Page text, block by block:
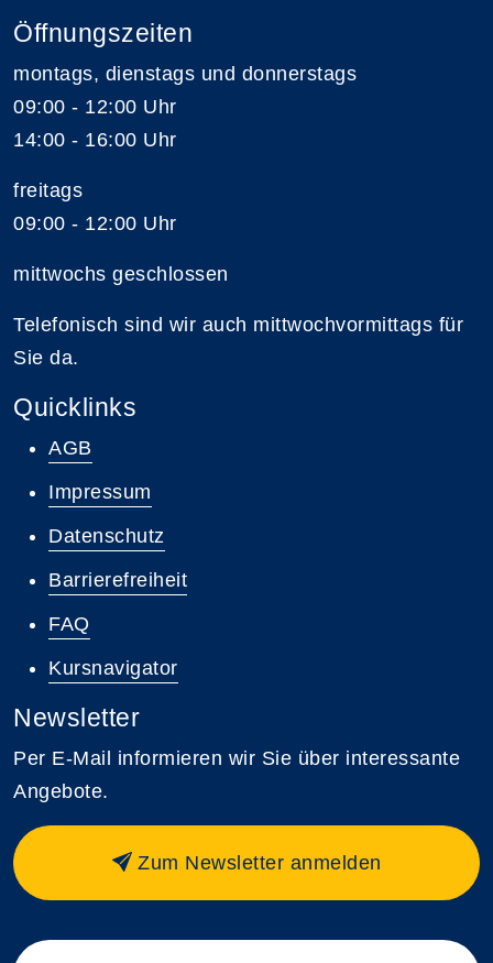
Öffnungszeiten
montags, dienstags und donnerstags
09:00 - 12:00 Uhr
14:00 - 16:00 Uhr
freitags
09:00 - 12:00 Uhr
mittwochs geschlossen
Telefonisch sind wir auch mittwochvormittags für
Sie da.
Quicklinks
AGB
Impressum
Datenschutz
Barrierefreiheit
FAQ
Kursnavigator
Newsletter
Per E-Mail informieren wir Sie über interessante
Angebote.
Zum Newsletter anmelden